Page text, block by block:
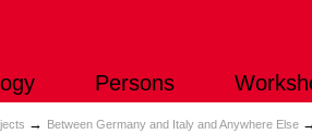
Persons
→ Between Germany and Italy and Anywhere Else